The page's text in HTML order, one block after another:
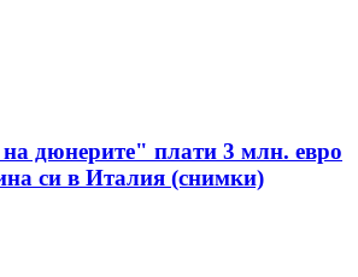
дюнерите" плати 3 млн. евро
си в Италия (снимки)